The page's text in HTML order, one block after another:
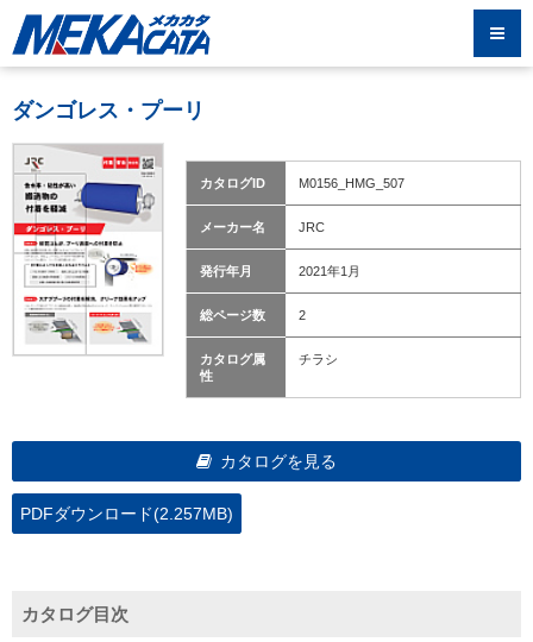
ダンゴレス・プーリ
カタログID M0156_HMG_507
メーカー名 JRC
発行年月 2021年1月
総ページ数 2
カタログ属
性
チラシ
カタログを見る
PDFダウンロード(2.257MB)
カタログ目次